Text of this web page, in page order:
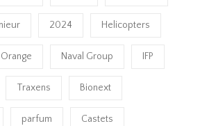
2024 Helicopters
Orange Naval Group IFP
Traxens Bionext
parfum Castets